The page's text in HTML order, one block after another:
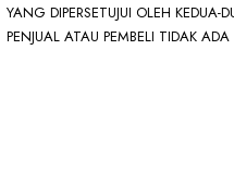
YANG DIPERSETUJUI OLEH
PENJUAL ATAU PEMBELI TIDAK